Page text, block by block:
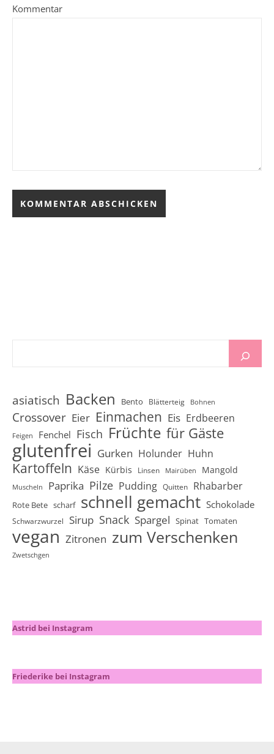
Kommentar
asiatisch Backen Bento Blätterteig Bohnen
Crossover Eier Einmachen Eis Erdbeeren
Feigen Fenchel Fisch Früchte für Gäste
glutenfrei Gurken Holunder Huhn
Kartoffeln Käse Kürbis Linsen Mairüben Mangold
Muscheln Paprika Pilze Pudding Quitten Rhabarber
Rote Bete scharf schnell gemacht Schokolade
Schwarzwurzel Sirup Snack Spargel Spinat Tomaten
vegan Zitronen zum Verschenken
Zwetschgen
Astrid bei Instagram
Friederike bei Instagram